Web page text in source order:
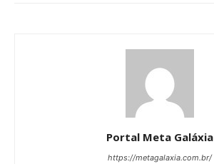
Portal Meta Galáxia
https://metagalaxia.com.br/